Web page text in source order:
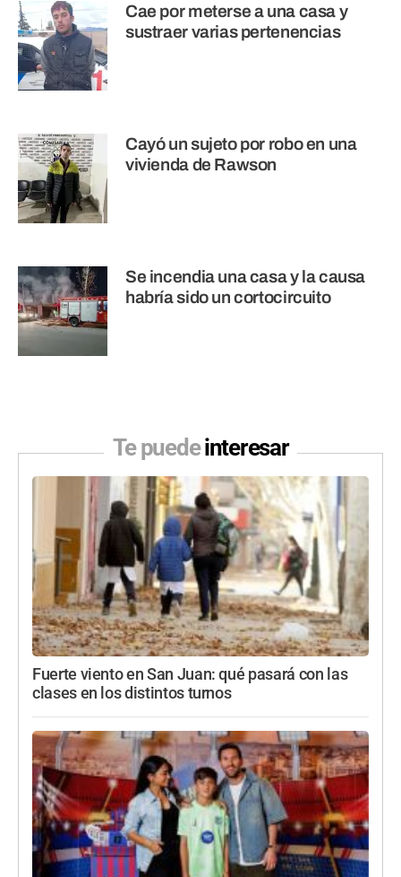
Cae por meterse a una casa y
sustraer varias pertenencias
Cayó un sujeto por robo en una
vivienda de Rawson
Se incendia una casa y la causa
habría sido un cortocircuito
Te puedeinteresar
Fuerte viento en San Juan: qué pasará con las
clases en los distintos turnos